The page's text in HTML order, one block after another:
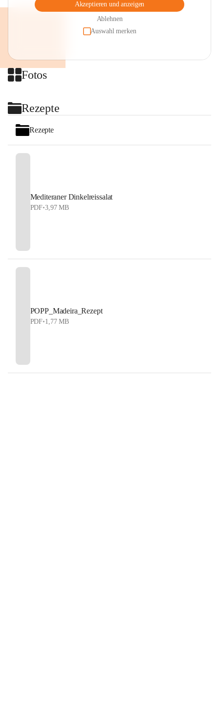
Akzeptieren und anzeigen
Ablehnen
Auswahl merken
Fotos
Rezepte
Rezepte
Mediteraner Dinkelreissalat
PDF•3,97 MB
POPP_Madeira_Rezept
PDF•1,77 MB